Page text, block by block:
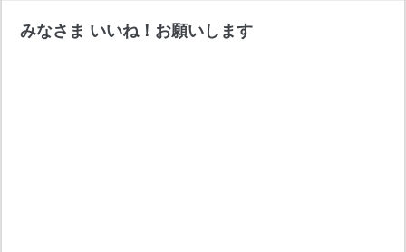
みなさま いいね！お願いします